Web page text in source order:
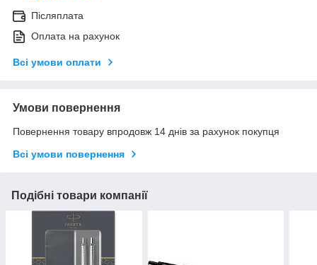
Післяплата
Оплата на рахунок
Всі умови оплати
Умови повернення
Повернення товару впродовж 14 днів за рахунок покупця
Всі умови повернення
Подібні товари компанії